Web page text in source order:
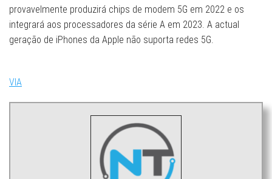
provavelmente produzirá chips de modem 5G em 2022 e os
integrará aos processadores da série A em 2023. A actual
geração de iPhones da Apple não suporta redes 5G.
VIA